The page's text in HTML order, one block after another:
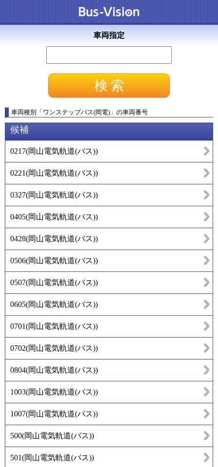
車両指定
車両種別 「 ワンステップバス(岡電) 」 の車両番号
候補
0217(岡山電気軌道(バス))
0221(岡山電気軌道(バス))
0327(岡山電気軌道(バス))
0405(岡山電気軌道(バス))
0428(岡山電気軌道(バス))
0506(岡山電気軌道(バス))
0507(岡山電気軌道(バス))
0605(岡山電気軌道(バス))
0701(岡山電気軌道(バス))
0702(岡山電気軌道(バス))
0804(岡山電気軌道(バス))
1003(岡山電気軌道(バス))
1007(岡山電気軌道(バス))
500(岡山電気軌道(バス))
501(岡山電気軌道(バス))